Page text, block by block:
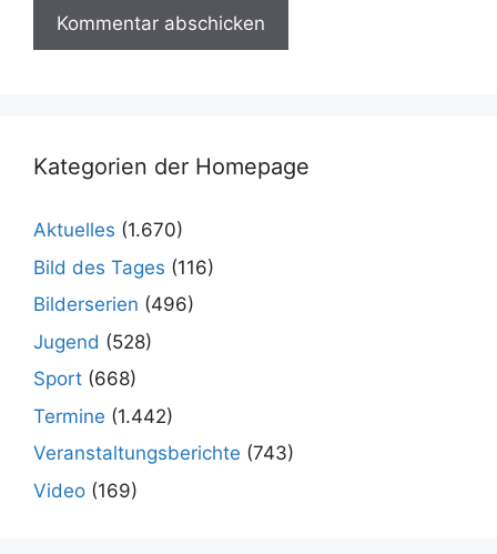
Kategorien der Homepage
Aktuelles (1.670)
Bild des Tages (116)
Bilderserien (496)
Jugend (528)
Sport (668)
Termine (1.442)
Veranstaltungsberichte (743)
Video (169)